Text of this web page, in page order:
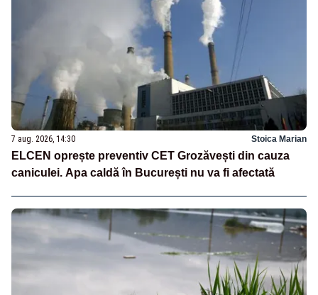
7 aug. 2026, 14:30 Stoica Marian
ELCEN oprește preventiv CET Grozăvești din cauza
caniculei. Apa caldă în București nu va fi afectată